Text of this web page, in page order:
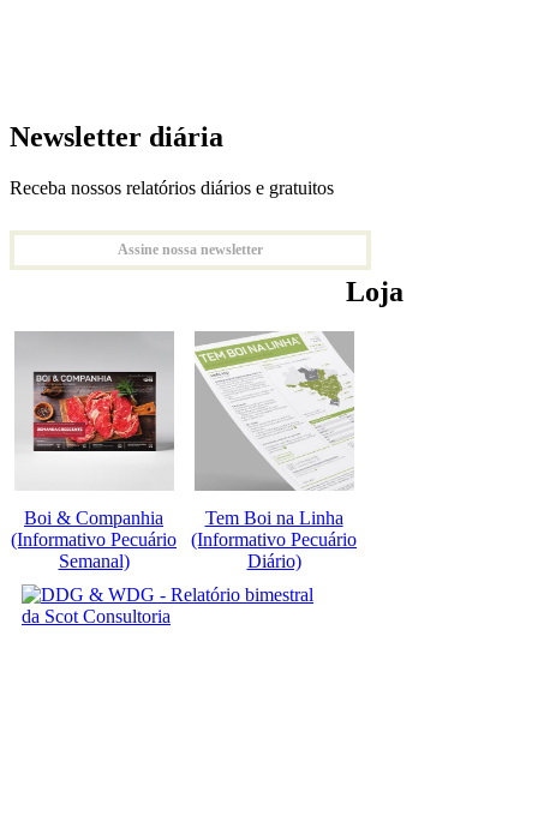
Newsletter diária
Receba nossos relatórios diários e gratuitos
Assine nossa newsletter
Loja
Boi & Companhia
(Informativo Pecuário
Semanal)
Tem Boi na Linha
(Informativo Pecuário
Diário)